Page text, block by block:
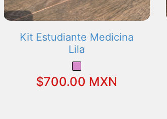
Kit Estudiante Medicina
Lila
$700.00 MXN